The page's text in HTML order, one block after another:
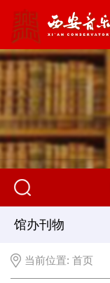
馆办刊物
当前位置: 首页